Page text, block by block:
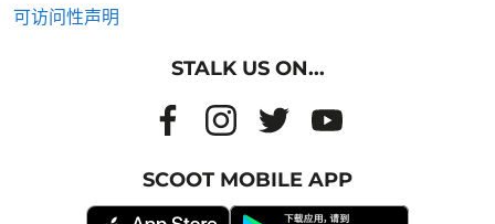
可访问性声明
STALK US ON...
SCOOT MOBILE APP